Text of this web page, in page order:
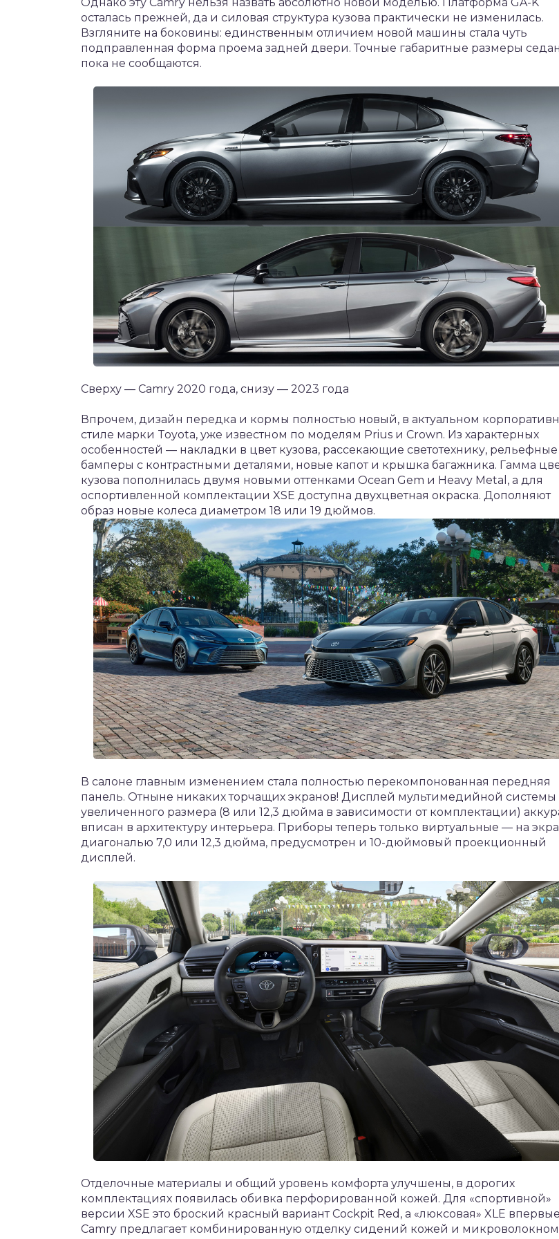
осталась прежней, да и силовая структура кузова практически не изменилась.
Взгляните на боковины: единственным отличием новой машины стала чуть
подправленная форма проема задней двери. Точные габаритные размеры
пока не сообщаются.
Сверху — Camry 2020 года, снизу — 2023 года
Впрочем, дизайн передка и кормы полностью новый, в актуальном
стиле марки Toyota, уже известном по моделям Prius и Crown. Из характерных
особенностей — накладки в цвет кузова, рассекающие светотехнику, рельефные
бамперы с контрастными деталями, новые капот и крышка багажника. Гамма
кузова пополнилась двумя новыми оттенками Ocean Gem и Heavy Metal, а для
оспортивленной комплектации XSE доступна двухцветная окраска. Дополняют
образ новые колеса диаметром 18 или 19 дюймов.
В салоне главным изменением стала полностью перекомпонованная передняя
панель. Отныне никаких торчащих экранов! Дисплей мультимедийной системы
увеличенного размера (8 или 12,3 дюйма в зависимости от комплектации)
вписан в архитектуру интерьера. Приборы теперь только виртуальные — на
диагональю 7,0 или 12,3 дюйма, предусмотрен и 10-дюймовый проекционный
дисплей.
Отделочные материалы и общий уровень комфорта улучшены, в дорогих
комплектациях появилась обивка перфорированной кожей. Для «спортивной»
версии XSE это броский красный вариант Cockpit Red, а «люксовая» XLE
Camry предлагает комбинированную отделку сидений кожей и микроволокном